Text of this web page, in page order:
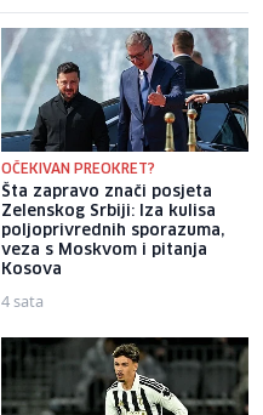
OČEKIVAN PREOKRET?
Šta zapravo znači posjeta
Zelenskog Srbiji: Iza kulisa
poljoprivrednih sporazuma,
veza s Moskvom i pitanja
Kosova
4 sata